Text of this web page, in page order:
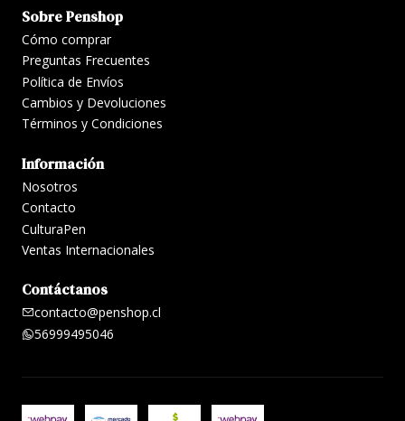
Sobre Penshop
Cómo comprar
Preguntas Frecuentes
Política de Envíos
Cambios y Devoluciones
Términos y Condiciones
Información
Nosotros
Contacto
CulturaPen
Ventas Internacionales
Contáctanos
contacto@penshop.cl
56999495046